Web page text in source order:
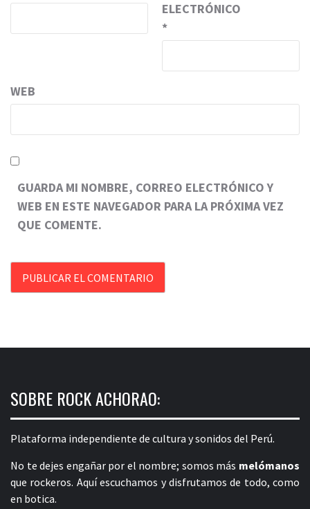
ELECTRÓNICO
*
WEB
GUARDA MI NOMBRE, CORREO ELECTRÓNICO Y
WEB EN ESTE NAVEGADOR PARA LA PRÓXIMA VEZ
QUE COMENTE.
SOBRE ROCK ACHORAO:
Plataforma independiente de cultura y sonidos del Perú.
No te dejes engañar por el nombre; somos más melómanos
que rockeros. Aquí escuchamos y disfrutamos de todo, como
en botica.